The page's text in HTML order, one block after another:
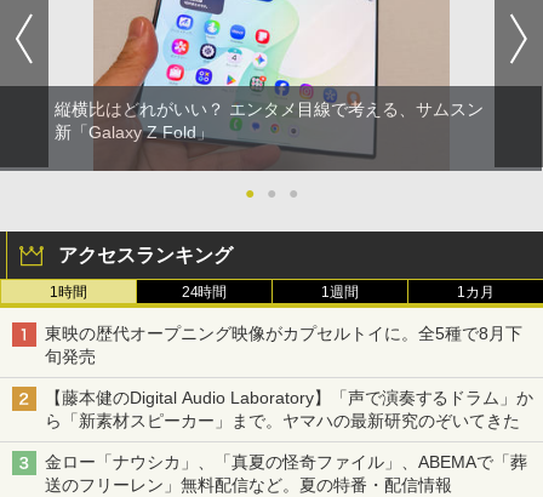
縦横比はどれがいい？ エンタメ目線で考える、サムスン
新「Galaxy Z Fold」
● ● ●
アクセスランキング
1時間 24時間 1週間 1カ月
東映の歴代オープニング映像がカプセルトイに。全5種で8月下
旬発売
【藤本健のDigital Audio Laboratory】「声で演奏するドラム」か
ら「新素材スピーカー」まで。ヤマハの最新研究のぞいてきた
金ロー「ナウシカ」、「真夏の怪奇ファイル」、ABEMAで「葬
送のフリーレン」無料配信など。夏の特番・配信情報